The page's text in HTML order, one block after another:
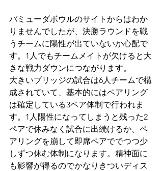
バミューダボウルのサイトからはわか
りませんでしたが、決勝ラウンドを戦
うチームに陽性が出ていないか心配で
す。1人でもチームメイトが欠けると大
きな戦力ダウンにつながります。
大きいブリッジの試合は6人チームで構
成されていて、基本的にはペアリング
は確定している3ペア体制で行われま
す。1人陽性になってしまうと残った2
ペアで休みなく試合に出続けるか、ペ
アリングを崩して即席ペアででつつ少
しずつ休む体制になります。精神面に
も影響が得るのでかなりきついディス